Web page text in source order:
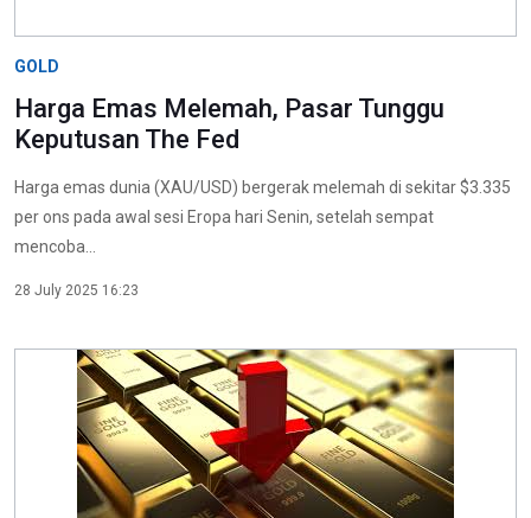
GOLD
Harga Emas Melemah, Pasar Tunggu
Keputusan The Fed
Harga emas dunia (XAU/USD) bergerak melemah di sekitar $3.335
per ons pada awal sesi Eropa hari Senin, setelah sempat
mencoba...
28 July 2025 16:23